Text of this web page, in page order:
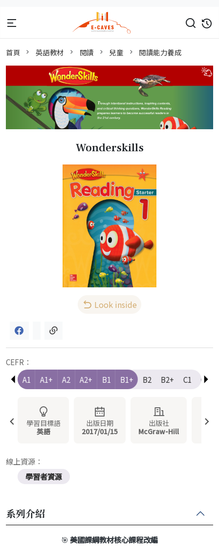
首頁 英語教材 閱讀 兒童 閱讀能力養成
Wonderskills
Look inside
CEFR：
A1
A1 A1+ A2 A2+ B1 B1+ B2 B2+ C1 C1+
學習目標語
英語
出版日期
2017/01/15
出版社
McGraw-Hill
線上資源：
學習者資源
系列介紹
🎯美國課綱教材核心課程改編